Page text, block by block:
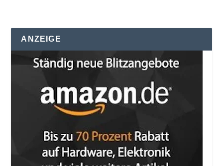
ANZEIGE